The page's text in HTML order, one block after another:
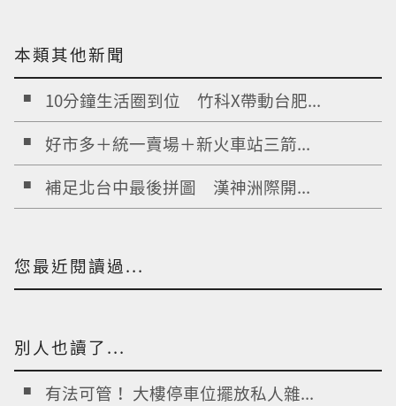
本類其他新聞
10分鐘生活圈到位 竹科X帶動台肥...
好市多＋統一賣場＋新火車站三箭...
補足北台中最後拼圖 漢神洲際開...
您最近閱讀過...
別人也讀了...
有法可管！ 大樓停車位擺放私人雜...